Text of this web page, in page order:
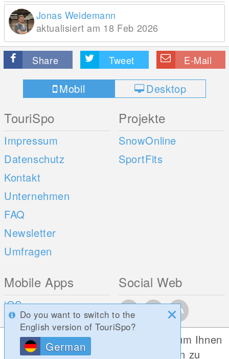
Jonas Weidemann
aktualisiert am 18 Feb 2026
Share Tweet E-Mail
Mobil Desktop
TouriSpo
Impressum
Datenschutz
Kontakt
Unternehmen
FAQ
Newsletter
Umfragen
Projekte
SnowOnline
SportFits
Mobile Apps
iOS
Android
Social Web
Do you want to switch to the
English version of TouriSpo?
German
Diese Website verwendet Cookies, um Ihnen
die bestmögliche Funktionalität bieten zu